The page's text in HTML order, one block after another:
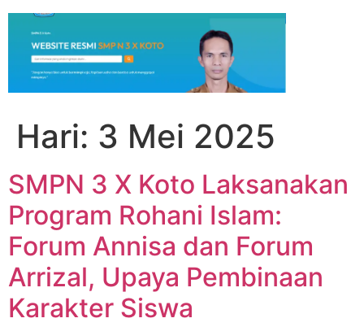
Hari: 3 Mei 2025
SMPN 3 X Koto Laksanakan
Program Rohani Islam:
Forum Annisa dan Forum
Arrizal, Upaya Pembinaan
Karakter Siswa